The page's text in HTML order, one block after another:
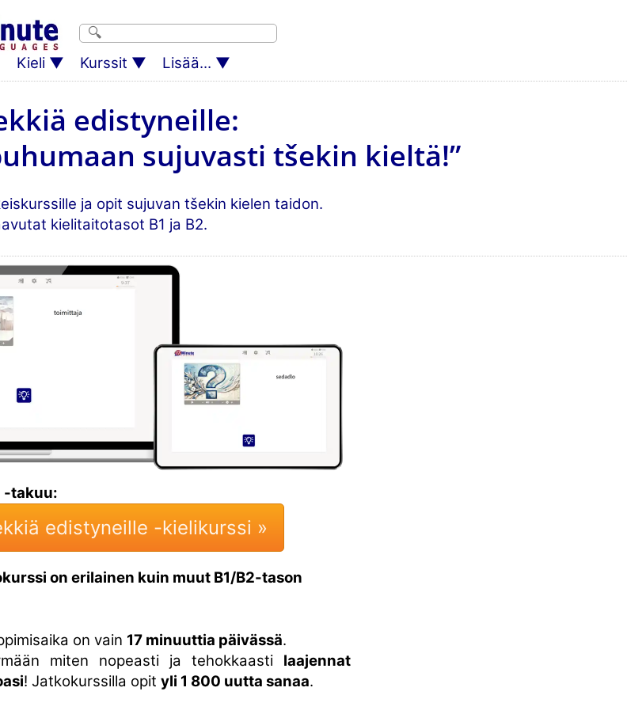
Kieli Kurssit Lisää...
edistyneille:
sujuvasti tšekin kieltä!”
ja opit sujuvan tšekin kielen taidon.
kielitaitotasot B1 ja B2.
-takuu:
edistyneille -kielikurssi »
on erilainen kuin muut B1/B2-tason
on vain 17 minuuttia päivässä.
miten nopeasti ja tehokkaasti laajennat
! Jatkokurssilla opit yli 1 800 uutta sanaa.